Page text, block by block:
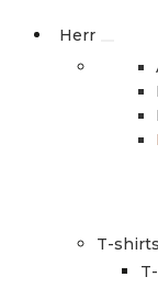
Herr
T-